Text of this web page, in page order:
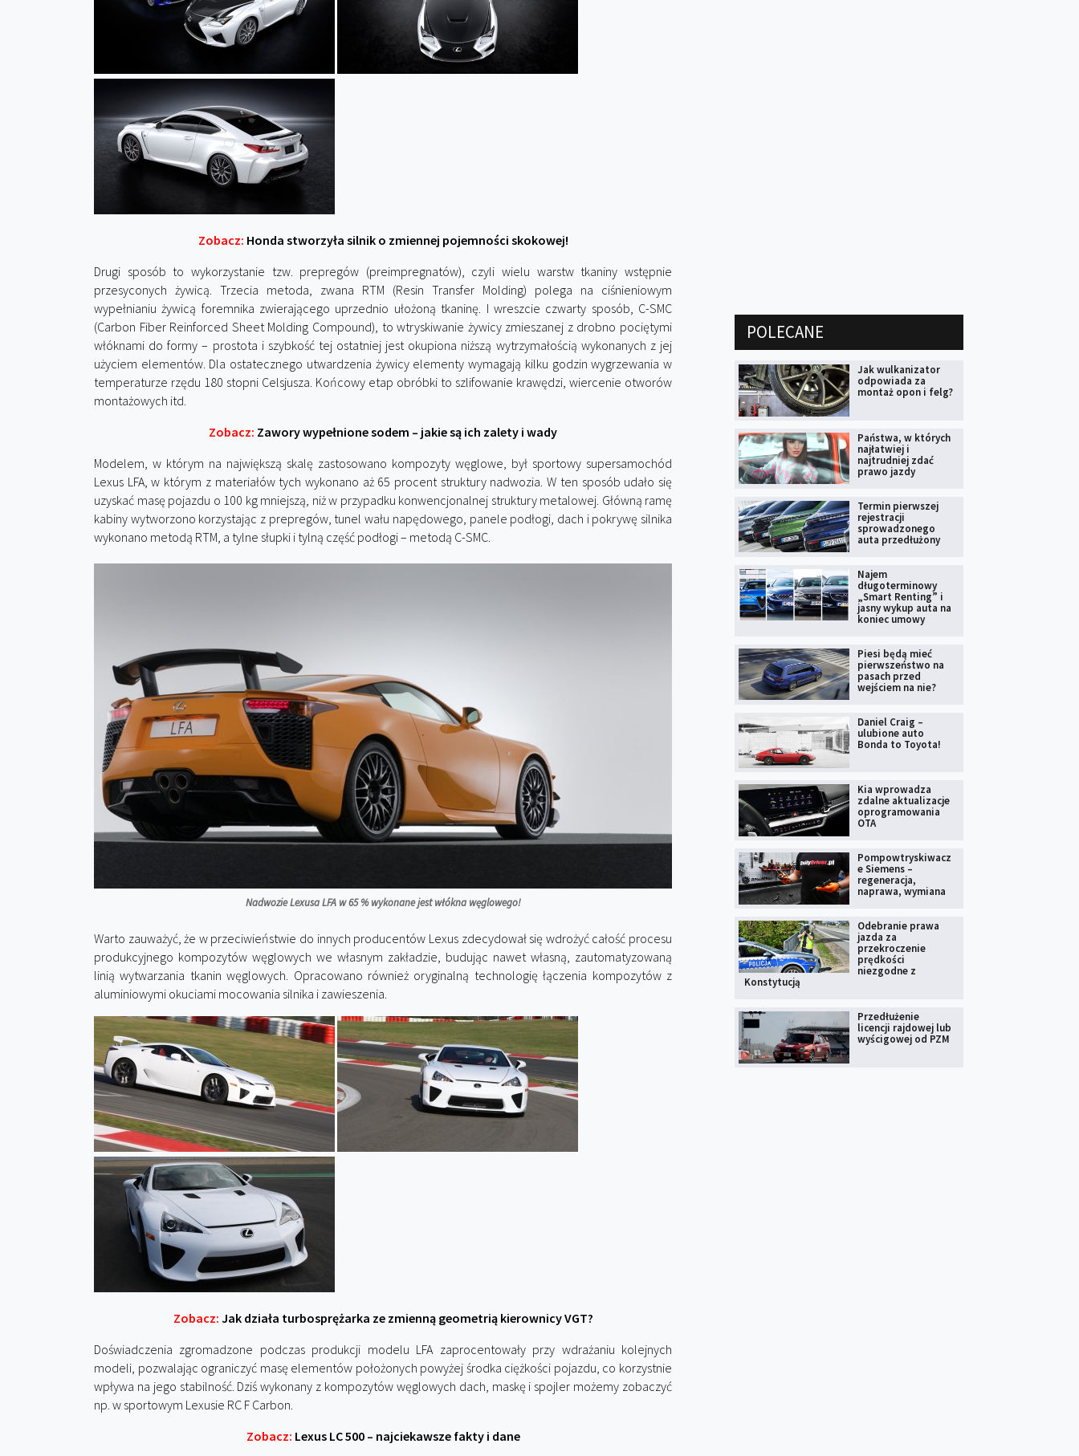
Zobacz: Honda stworzyła silnik o zmiennej pojemności skokowej!
Drugi sposób to wykorzystanie tzw. prepregów (preimpregnatów), czyli wielu warstw tkaniny wstępnie
przesyconych żywicą. Trzecia metoda, zwana RTM (Resin Transfer Molding) polega na ciśnieniowym
wypełnianiu żywicą foremnika zwierającego uprzednio ułożoną tkaninę. I wreszcie czwarty sposób, C-SMC
(Carbon Fiber Reinforced Sheet Molding Compound), to wtryskiwanie żywicy zmieszanej z drobno pociętymi
włóknami do formy – prostota i szybkość tej ostatniej jest okupiona niższą wytrzymałością wykonanych z jej
użyciem elementów. Dla ostatecznego utwardzenia żywicy elementy wymagają kilku godzin wygrzewania w
temperaturze rzędu 180 stopni Celsjusza. Końcowy etap obróbki to szlifowanie krawędzi, wiercenie otworów
montażowych itd.
Zobacz: Zawory wypełnione sodem – jakie są ich zalety i wady
Modelem, w którym na największą skalę zastosowano kompozyty węglowe, był sportowy supersamochód
Lexus LFA, w którym z materiałów tych wykonano aż 65 procent struktury nadwozia. W ten sposób udało się
uzyskać masę pojazdu o 100 kg mniejszą, niż w przypadku konwencjonalnej struktury metalowej. Główną ramę
kabiny wytworzono korzystając z prepregów, tunel wału napędowego, panele podłogi, dach i pokrywę silnika
wykonano metodą RTM, a tylne słupki i tylną część podłogi – metodą C-SMC.
Nadwozie Lexusa LFA w 65 % wykonane jest włókna węglowego!
Warto zauważyć, że w przeciwieństwie do innych producentów Lexus zdecydował się wdrożyć całość procesu
produkcyjnego kompozytów węglowych we własnym zakładzie, budując nawet własną, zautomatyzowaną
linią wytwarzania tkanin węglowych. Opracowano również oryginalną technologię łączenia kompozytów z
aluminiowymi okuciami mocowania silnika i zawieszenia.
Zobacz: Jak działa turbosprężarka ze zmienną geometrią kierownicy VGT?
Doświadczenia zgromadzone podczas produkcji modelu LFA zaprocentowały przy wdrażaniu kolejnych
modeli, pozwalając ograniczyć masę elementów położonych powyżej środka ciężkości pojazdu, co korzystnie
wpływa na jego stabilność. Dziś wykonany z kompozytów węglowych dach, maskę i spojler możemy zobaczyć
np. w sportowym Lexusie RC F Carbon.
Zobacz: Lexus LC 500 – najciekawsze fakty i dane
POLECANE
Jak wulkanizator
odpowiada za
montaż opon i felg?
Państwa, w których
najłatwiej i
najtrudniej zdać
prawo jazdy
Termin pierwszej
rejestracji
sprowadzonego
auta przedłużony
Najem
długoterminowy
„Smart Renting” i
jasny wykup auta na
koniec umowy
Piesi będą mieć
pierwszeństwo na
pasach przed
wejściem na nie?
Daniel Craig –
ulubione auto
Bonda to Toyota!
Kia wprowadza
zdalne aktualizacje
oprogramowania
OTA
Pompowtryskiwacz
e Siemens –
regeneracja,
naprawa, wymiana
Odebranie prawa
jazda za
przekroczenie
prędkości
niezgodne z
Konstytucją
Przedłużenie
licencji rajdowej lub
wyścigowej od PZM